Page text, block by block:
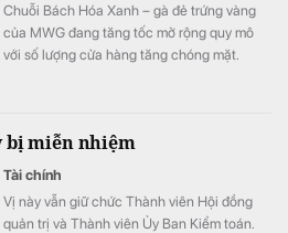
Chuỗi Bách Hóa Xanh – gà đẻ trứng vàng
của MWG đang tăng tốc mở rộng quy mô
với số lượng cửa hàng tăng chóng mặt.
bị miễn nhiệm
Tài chính
Vị này vẫn giữ chức Thành viên Hội đồng
quản trị và Thành viên Ủy Ban Kiểm toán.